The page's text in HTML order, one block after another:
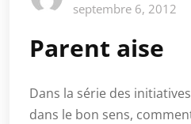
septembre 6, 2012
Parent aise
Dans la série des
dans le bon sens,